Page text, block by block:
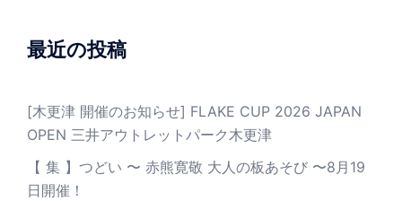
最近の投稿
[木更津 開催のお知らせ] FLAKE CUP 2026 JAPAN
OPEN 三井アウトレットパーク木更津
【 集 】つどい 〜 赤熊寛敬 大人の板あそび 〜8月19
日開催！